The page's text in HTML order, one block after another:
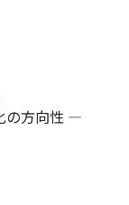
向性 ―